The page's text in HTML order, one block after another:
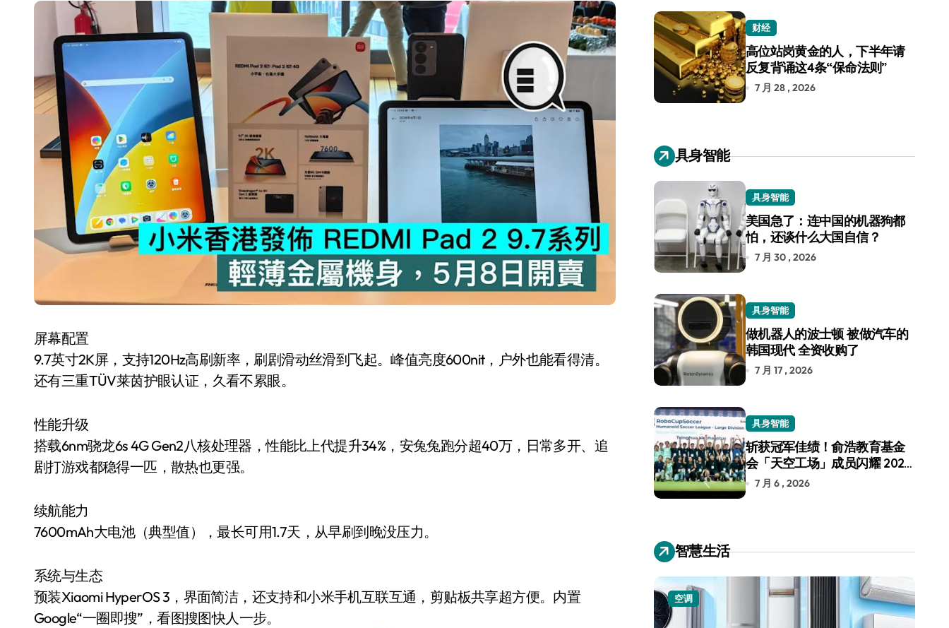
轻到忽略不计 大疆Mini 2S内录实测，值不值得冲？
从“卖电视”到“定规则”：海信拿下RGB-Mini LED全球话语权
对不起胖东来，我先不学了——永辉的“休克疗法”宣告暂停
国际首次！中国钙钛矿探测器太空“开箱”，一边探测射线一边光伏发电
小米涨价！K90跳上3099，小米17标准版逼近4800
长鑫上市只是开胃菜：合肥正在下一盘你看不懂的大棋
耳机低音像白开水？90%的人第一步就做错了
复古玩家狂喜：Anbernic第三次复刻GBA SP，情怀拉满
Xbox 360 游戏终于要登 PC，光盘党也能“以盘换数”了？
AirTag 新版到底香不香？一篇帮你避坑+种草
净利润暴跌7.7%，苏泊尔开始靠“擦边”续命了？
屏幕配置
9.7英寸2K屏，支持120Hz高刷新率，刷剧滑动丝滑到飞起。峰值亮度600nit，户外也能看得清。
还有三重TÜV莱茵护眼认证，久看不累眼。
性能升级
搭载6nm骁龙6s 4G Gen2八核处理器，性能比上代提升34%，安兔兔跑分超40万，日常多开、追
剧打游戏都稳得一匹，散热也更强。
续航能力
7600mAh大电池（典型值），最长可用1.7天，从早刷到晚没压力。
系统与生态
预装Xiaomi HyperOS 3，界面简洁，还支持和小米手机互联互通，剪贴板共享超方便。内置
Google“一圈即搜”，看图搜图快人一步。
财经
高位站岗黄金的人，下半年请
反复背诵这4条“保命法则”
7 月 28 , 2026
具身智能
具身智能
美国急了：连中国的机器狗都
怕，还谈什么大国自信？
7 月 30 , 2026
具身智能
做机器人的波士顿 被做汽车的
韩国现代 全资收购了
7 月 17 , 2026
具身智能
斩获冠军佳绩！俞浩教育基金
会「天空工场」成员闪耀 2026
RoboCup 机器人世界杯
7 月 6 , 2026
智慧生活
小家电 小家电 空调